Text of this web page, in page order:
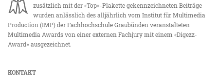
zusätzlich mit der «Top»-Plakette gekennzeichneten Beiträge
wurden anlässlich des alljährlich vom Institut für Multimedia
Production (IMP) der Fachhochschule Graubünden veranstalteten
Multimedia Awards von einer externen Fachjury mit einem «Digezz-
Award» ausgezeichnet.
KONTAKT